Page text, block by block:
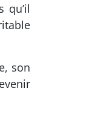
qu’il
son